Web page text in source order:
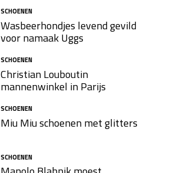
SCHOENEN
Wasbeerhondjes levend gevild
voor namaak Uggs
SCHOENEN
Christian Louboutin
mannenwinkel in Parijs
SCHOENEN
Miu Miu schoenen met glitters
SCHOENEN